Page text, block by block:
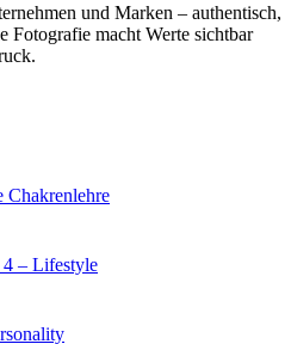
und Marken – authentisch,
Fotografie macht Werte sichtbar
– Lifestyle